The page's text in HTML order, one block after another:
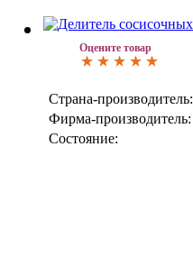
Оцените товар
Страна-производитель:
Фирма-производитель:
Состояние: